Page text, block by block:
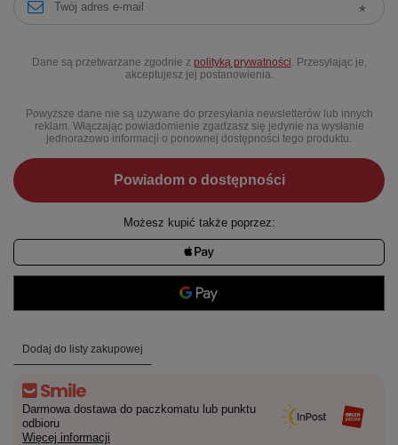
Dane są przetwarzane zgodnie z polityką prywatności . Przesyłając je,
akceptujesz jej postanowienia.
Powyższe dane nie są używane do przesyłania newsletterów lub innych
reklam. Włączając powiadomienie zgadzasz się jedynie na wysłanie
jednorazowo informacji o ponownej dostępności tego produktu.
Powiadom o dostępności
Możesz kupić także poprzez:
Dodaj do listy zakupowej
Darmowa dostawa do paczkomatu lub punktu
odbioru
Więcej informacji